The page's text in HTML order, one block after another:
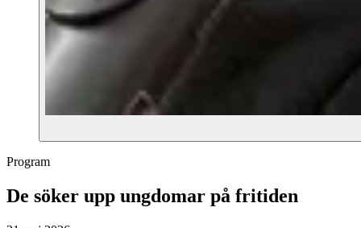
Program
De söker upp ungdomar på fritiden